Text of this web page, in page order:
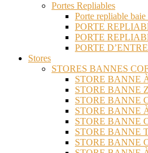
Portes Repliables
Porte repliable
PORTE
PORTE
PORTE
Stores
STORES BANNES
STORE BANNE
STORE BANNE
STORE BANNE
STORE BANNE
STORE BANNE
STORE BANNE
STORE BANNE